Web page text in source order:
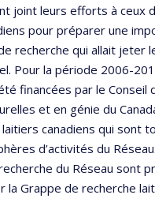
joint leurs efforts à ceux
pour préparer une
recherche qui allait jeter
Pour la période 2006-
financées par le Conseil
et en génie du
canadiens qui sont
d’activités du
du Réseau sont
la Grappe de recherche